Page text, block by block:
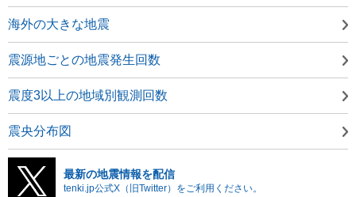
海外の大きな地震
震源地ごとの地震発生回数
震度3以上の地域別観測回数
震央分布図
最新の地震情報を配信
tenki.jp公式X（旧Twitter）をご利用ください。